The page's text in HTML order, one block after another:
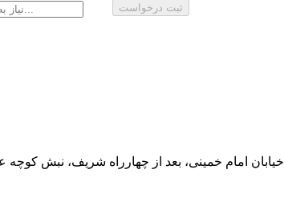
ثبت درخواست
خیابان امام خمینی، بعد از چهارراه شریف، نبش کوچه عدالت(81)، مجتمع